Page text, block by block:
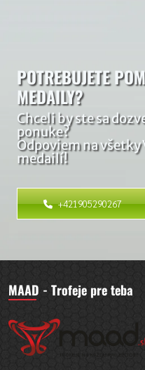
POTREBUJETE
MEDAILY?
Chceli by ste sa
ponuke?
Odpoviem na všetky
medailí!
+421905290267
MAAD - Trofeje pre teba